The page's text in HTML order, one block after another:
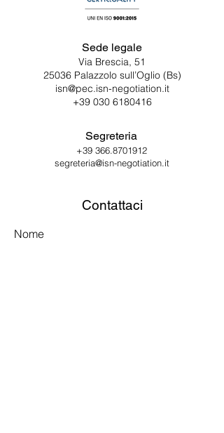
Sede legale
Via Brescia, 51
25036 Palazzolo sull’Oglio (Bs)
isn@pec.isn-negotiation.it
+39 030 6180416
Segreteria
+39 366.8701912
segreteria@isn-negotiation.it
Contattaci
Nome